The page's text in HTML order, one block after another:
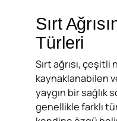
Sırt
Türleri
Sırt ağrısı,
kaynaklanabilen
yaygın bir sağlık
genellikle farklı